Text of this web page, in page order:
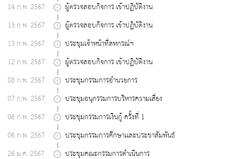
14 ก.พ. 2567
ผู้ตรวจสอบกิจการ เข้าปฏิบัติงาน
13 ก.พ. 2567
ผู้ตรวจสอบกิจการ เข้าปฏิบัติงาน
13 ก.พ. 2567
ประชุมเจ้าหน้าที่สหกรณ์ฯ
12 ก.พ. 2567
ผู้ตรวจสอบกิจการ เข้าปฏิบัติงาน
08 ก.พ. 2567
ประชุมกรรมการอำนวยการ
07 ก.พ. 2567
ประชุมอนุกรรมการบริหารความเสี่ยง
06 ก.พ. 2567
ประชุมกรรมการเงินกู้ ครั้งที่ 1
06 ก.พ. 2567
ประชุมกรรมการศึกษาเเละประชาสัมพันธ์
26 ม.ค. 2567
ประชุมคณะกรรมการดำเนินการ